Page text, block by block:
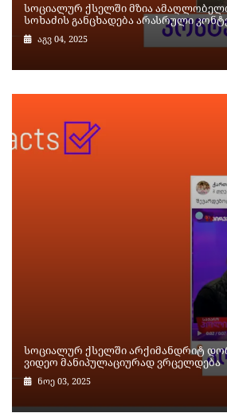
სოციალურ ქსელში მზია
სოხაძის განცხადება არასრული
აგვ 04, 2025
სოციალურ ქსელში არქიმანდრიტ
ვიდეო მანიპულაციურად ვრცელდება
ნოე 03, 2025